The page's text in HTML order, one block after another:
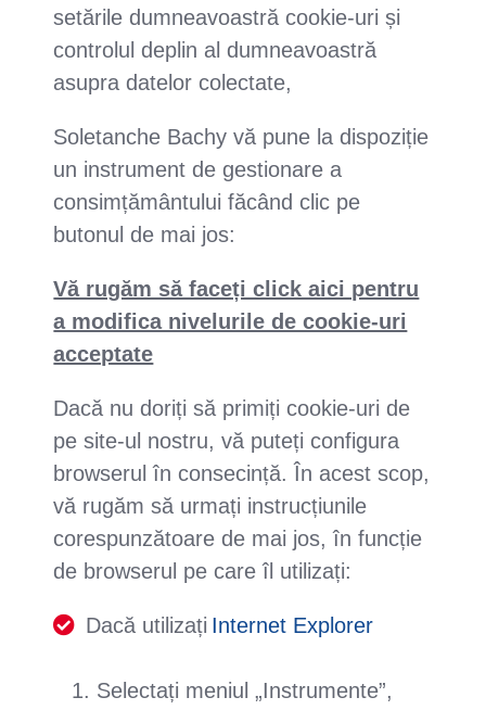
setările dumneavoastră cookie-uri și
controlul deplin al dumneavoastră
asupra datelor colectate,
Soletanche Bachy vă pune la dispoziție
un instrument de gestionare a
consimțământului făcând clic pe
butonul de mai jos:
Vă rugăm să faceți click aici pentru
a modifica nivelurile de cookie-uri
acceptate
Dacă nu doriți să primiți cookie-uri de
pe site-ul nostru, vă puteți configura
browserul în consecință. În acest scop,
vă rugăm să urmați instrucțiunile
corespunzătoare de mai jos, în funcție
de browserul pe care îl utilizați:
Dacă utilizați Internet Explorer
Selectați meniul „Instrumente”,